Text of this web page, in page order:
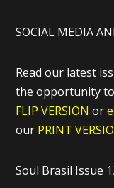
SOCIAL MEDIA
Read our latest
the opportunity
FLIP VERSION or
our PRINT
Soul Brasil Issue